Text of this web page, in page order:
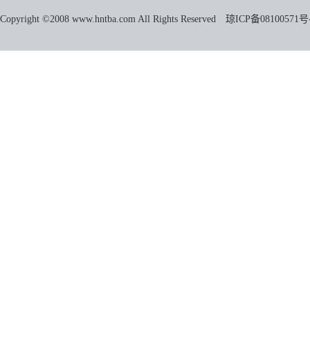
Copyright ©2008 www.hntba.com All Rights Reserved 琼ICP备08100571